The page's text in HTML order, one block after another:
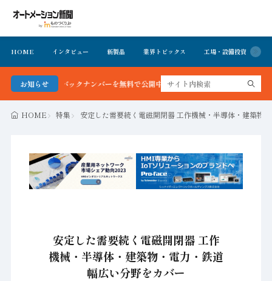
HOME インタビュー 新製品 業界トピックス 工場・設備投資
お知らせ
バックナンバーを無料で公開中 詳細はこちら
HOME 特集 安定した需要続く電磁開閉器 工作機械・半導体・建築物
安定した需要続く電磁開閉器 工作
機械・半導体・建築物・電力・鉄道
幅広い分野をカバー